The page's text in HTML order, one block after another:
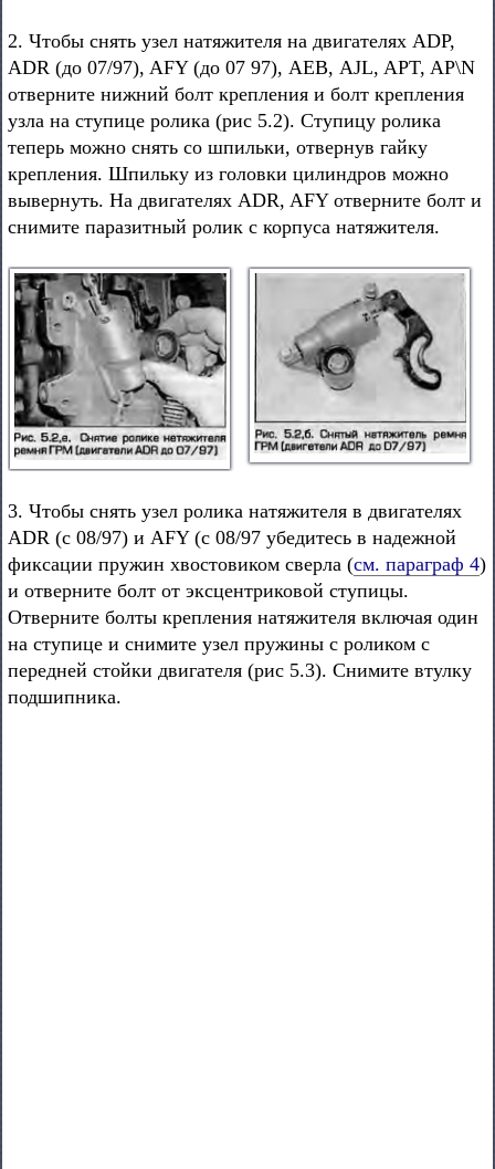
2. Чтобы снять узел натяжителя на двигателях ADP,
ADR (до 07/97), AFY (до 07 97), АЕВ, AJL, APT, AP\N
отверните нижний болт крепления и болт крепления
узла на ступице ролика (рис 5.2). Ступицу ролика
теперь можно снять со шпильки, отвернув гайку
крепления. Шпильку из головки цилиндров можно
вывернуть. На двигателях ADR, AFY отверните болт и
снимите паразитный ролик с корпуса натяжителя.
3. Чтобы снять узел ролика натяжителя в двигателях
ADR (с 08/97) и AFY (с 08/97 убедитесь в надежной
фиксации пружин хвостовиком сверла (см. параграф 4)
и отверните болт от эксцентриковой ступицы.
Отверните болты крепления натяжителя включая один
на ступице и снимите узел пружины с роликом с
передней стойки двигателя (рис 5.3). Снимите втулку
подшипника.